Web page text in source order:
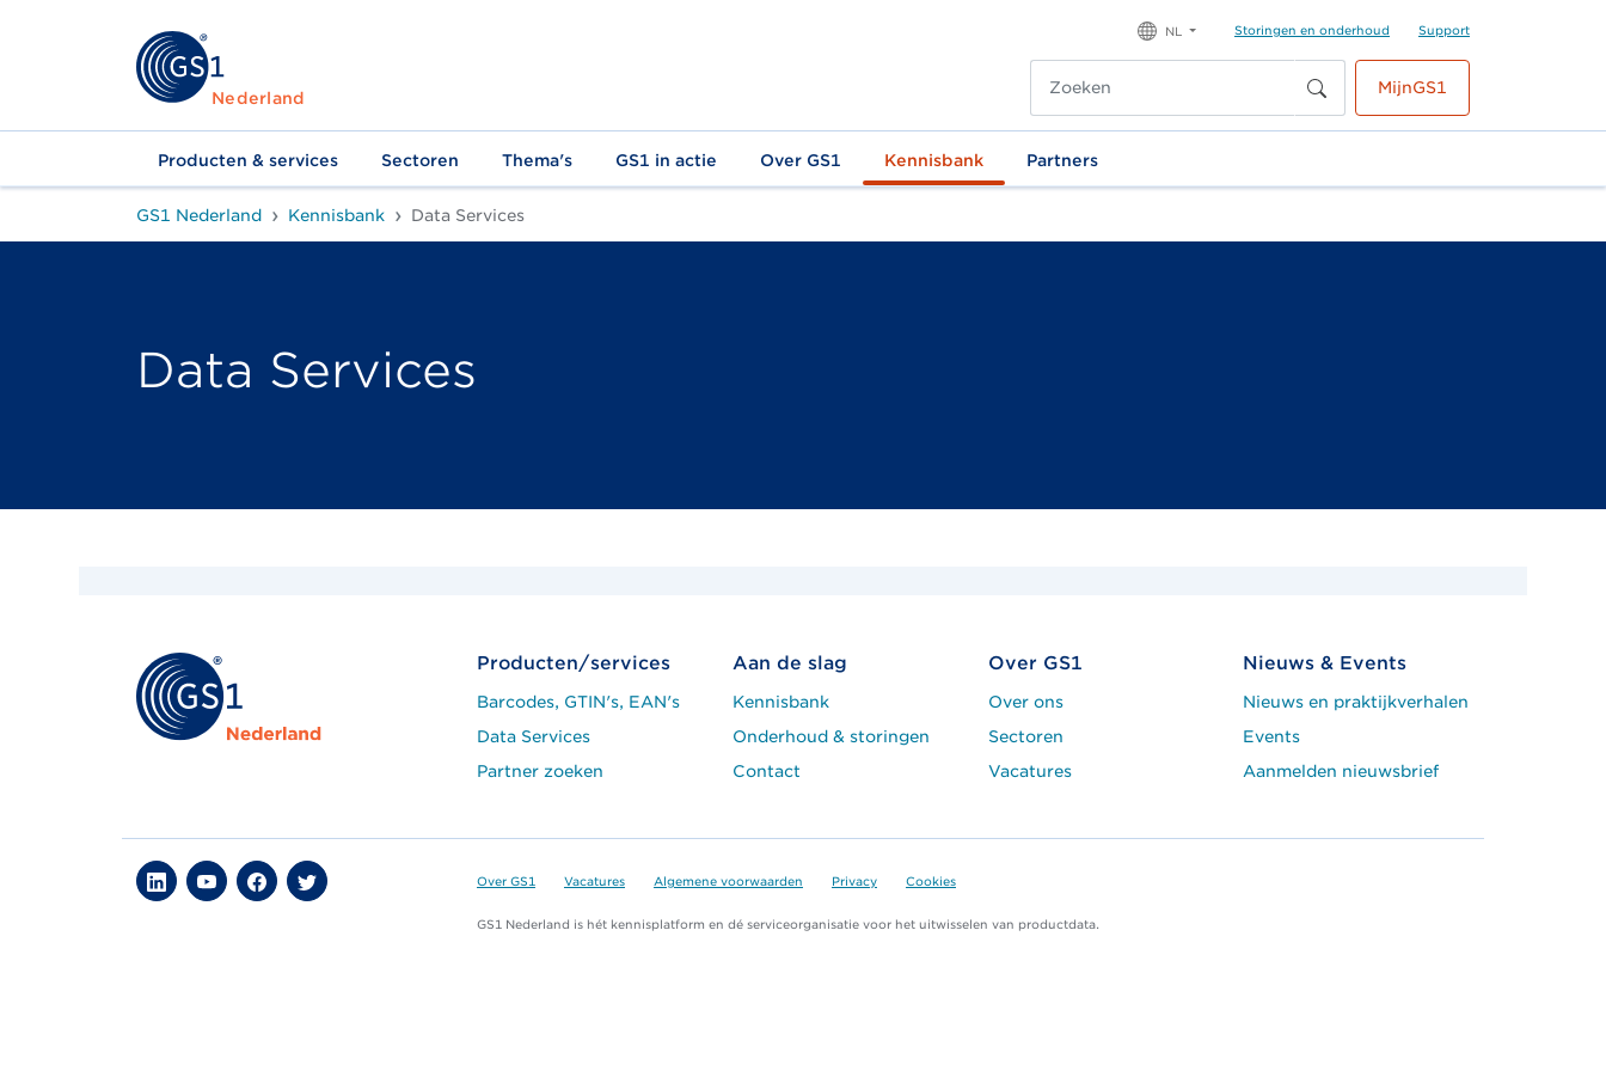
Nederland
NL Storingen en onderhoud Support
MijnGS1
Producten & services Sectoren Thema's GS1 in actie Over GS1 Kennisbank Partners
GS1 Nederland Kennisbank Data Services
Data Services
Producten/services
Barcodes, GTIN's, EAN's
Data Services
Partner zoeken
Aan de slag
Kennisbank
Onderhoud & storingen
Contact
Over GS1
Over ons
Sectoren
Vacatures
Nieuws & Events
Nieuws en praktijkverhalen
Events
Aanmelden nieuwsbrief
Over GS1 Vacatures Algemene voorwaarden Privacy Cookies
GS1 Nederland is hét kennisplatform en dé serviceorganisatie voor het uitwisselen van productdata.